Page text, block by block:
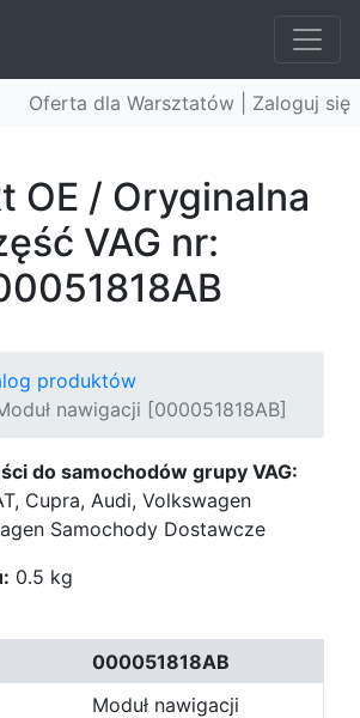
Oferta dla Warsztatów | Zaloguj się
OE / Oryginalna
VAG nr:
produktów
nawigacji [000051818AB]
do samochodów grupy VAG:
Cupra, Audi, Volkswagen
Samochody Dostawcze
0.5 kg
000051818AB
Moduł nawigacji